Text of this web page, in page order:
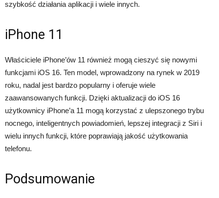
szybkość działania aplikacji i wiele innych.
iPhone 11
Właściciele iPhone’ów 11 również mogą cieszyć się nowymi
funkcjami iOS 16. Ten model, wprowadzony na rynek w 2019
roku, nadal jest bardzo popularny i oferuje wiele
zaawansowanych funkcji. Dzięki aktualizacji do iOS 16
użytkownicy iPhone’a 11 mogą korzystać z ulepszonego trybu
nocnego, inteligentnych powiadomień, lepszej integracji z Siri i
wielu innych funkcji, które poprawiają jakość użytkowania
telefonu.
Podsumowanie